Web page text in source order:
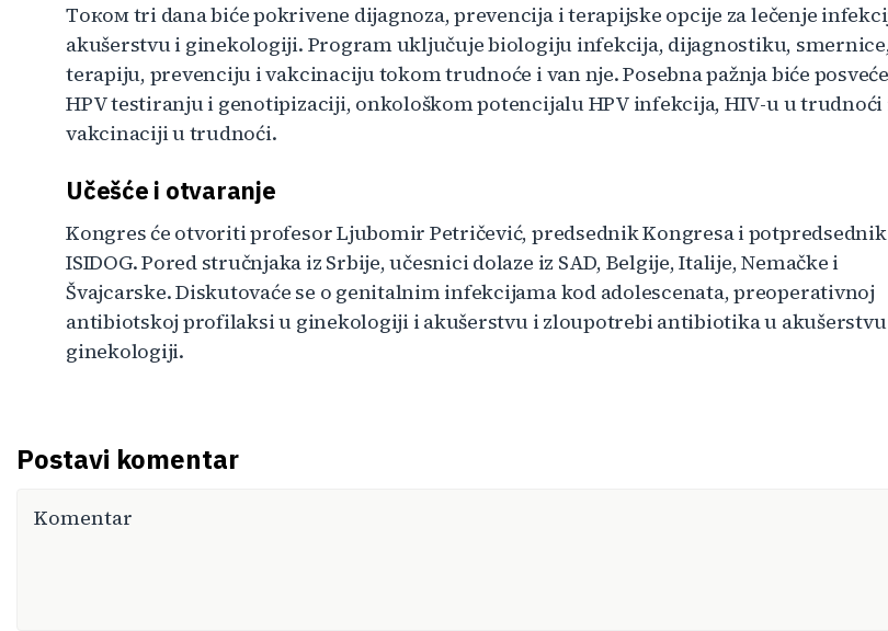
Tоком tri dana biće pokrivene dijagnoza, prevencija i terapijske opcije za lečenje
akušerstvu i ginekologiji. Program uključuje biologiju infekcija, dijagnostiku,
terapiju, prevenciju i vakcinaciju tokom trudnoće i van nje. Posebna pažnja biće
HPV testiranju i genotipizaciji, onkološkom potencijalu HPV infekcija, HIV-u u trudnoći
vakcinaciji u trudnoći.
Učešće i otvaranje
Kongres će otvoriti profesor Ljubomir Petričević, predsednik Kongresa i potpredsednik
ISIDOG. Pored stručnjaka iz Srbije, učesnici dolaze iz SAD, Belgije, Italije, Nemačke i
Švajcarske. Diskutovaće se o genitalnim infekcijama kod adolescenata, preoperativnoj
antibiotskoj profilaksi u ginekologiji i akušerstvu i zloupotrebi antibiotika u
ginekologiji.
Postavi komentar